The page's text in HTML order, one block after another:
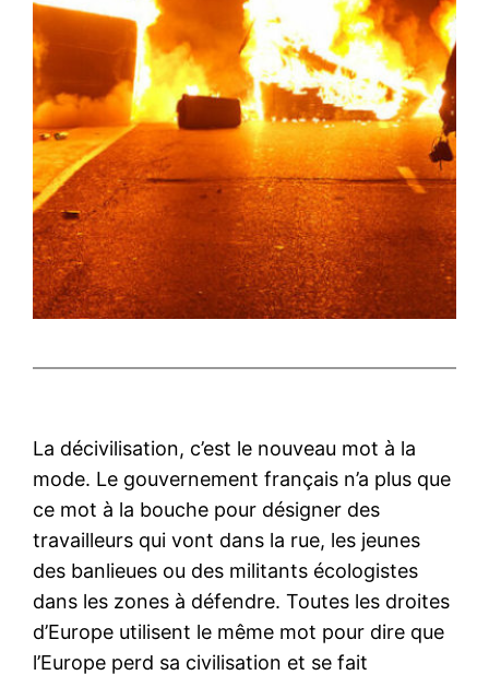
La décivilisation, c’est le nouveau mot à la
mode. Le gouvernement français n’a plus que
ce mot à la bouche pour désigner des
travailleurs qui vont dans la rue, les jeunes
des banlieues ou des militants écologistes
dans les zones à défendre. Toutes les droites
d’Europe utilisent le même mot pour dire que
l’Europe perd sa civilisation et se fait